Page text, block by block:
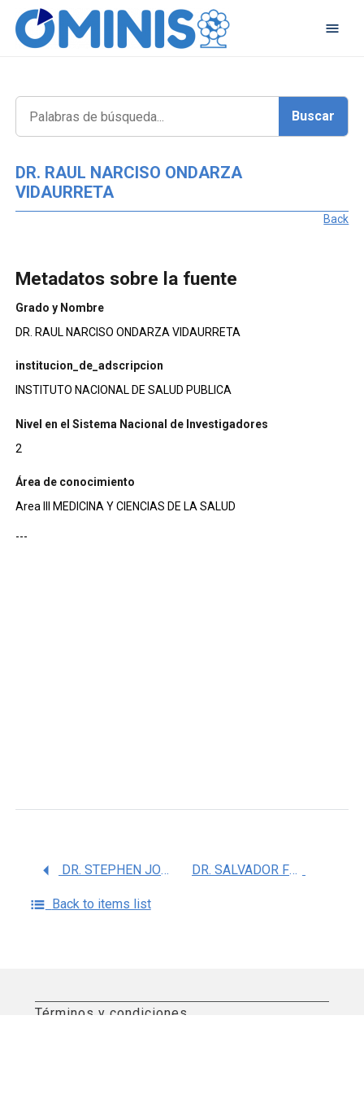
DR. RAUL NARCISO ONDARZA
VIDAURRETA
Back
Metadatos sobre la fuente
Grado y Nombre
DR. RAUL NARCISO ONDARZA VIDAURRETA
institucion_de_adscripcion
INSTITUTO NACIONAL DE SALUD PUBLICA
Nivel en el Sistema Nacional de Investigadores
2
Área de conocimiento
Area III MEDICINA Y CIENCIAS DE LA SALUD
---
DR. STEPHEN JOEL ROTHENBERG LORENZ DR. SALVADOR FRANCISCO VILLALPANDO HERNANDEZ
Back to items list
Términos y condiciones